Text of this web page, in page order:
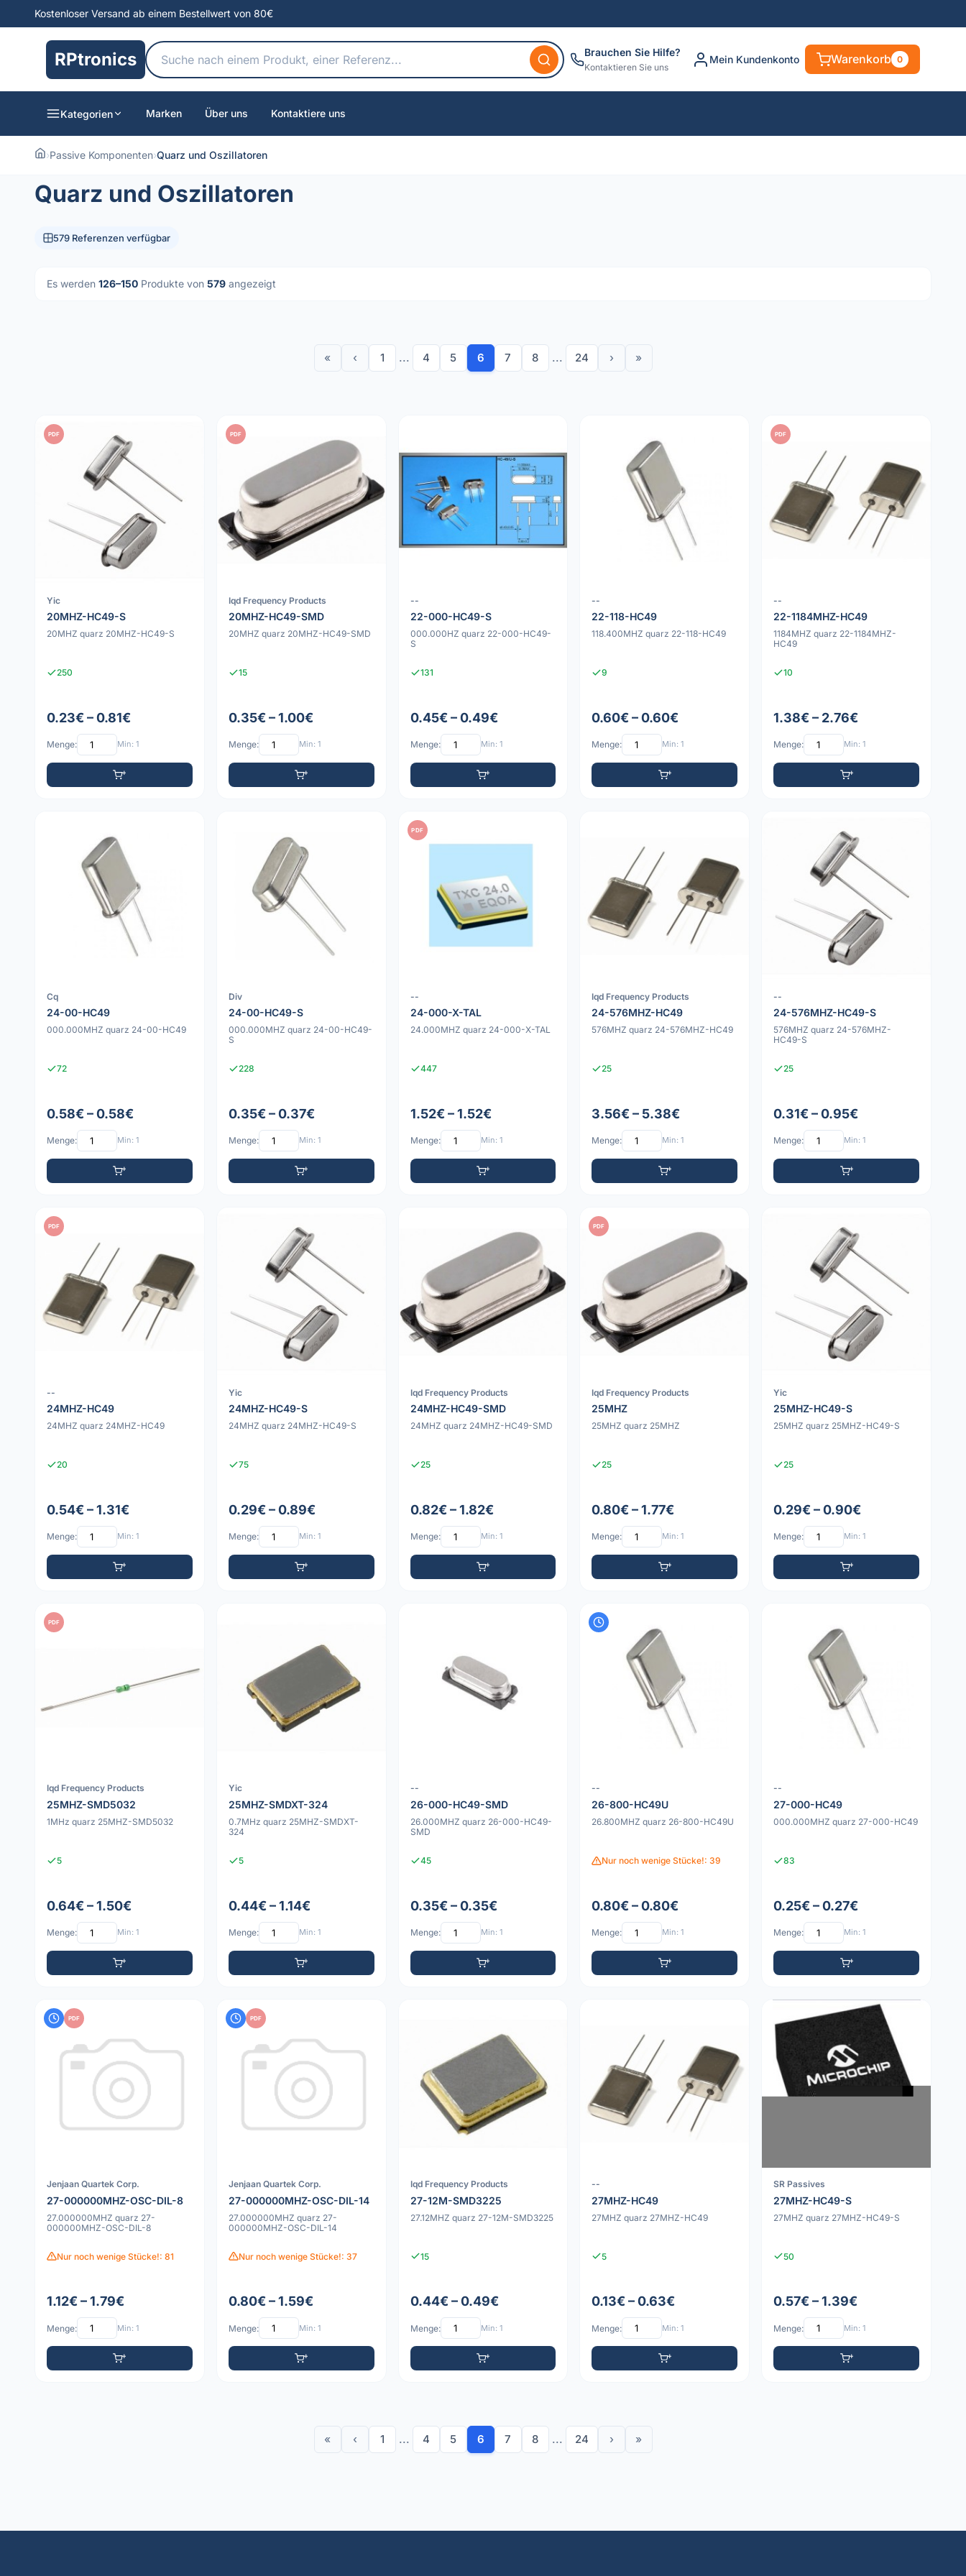
Kostenloser Versand ab einem Bestellwert von 80€
RPtronics Brauchen Sie Hilfe?
Kontaktieren Sie uns
Mein Kundenkonto Warenkorb 0
Kategorien Marken Über uns Kontaktiere uns
›Passive Komponenten›Quarz und Oszillatoren
Quarz und Oszillatoren
579 Referenzen verfügbar
Es werden 126–150 Produkte von 579 angezeigt
« ‹ 1 ... 4 5 6 7 8 ... 24 › »
PDF
Yic
20MHZ-HC49-S
20MHZ quarz 20MHZ-HC49-S
250
0.23€ – 0.81€
Menge: Min: 1
PDF
Iqd Frequency Products
20MHZ-HC49-SMD
20MHZ quarz 20MHZ-HC49-SMD
15
0.35€ – 1.00€
Menge: Min: 1
--
22-000-HC49-S
000.000HZ quarz 22-000-HC49-
S
131
0.45€ – 0.49€
Menge: Min: 1
--
22-118-HC49
118.400MHZ quarz 22-118-HC49
9
0.60€ – 0.60€
Menge: Min: 1
PDF
--
22-1184MHZ-HC49
1184MHZ quarz 22-1184MHZ-
HC49
10
1.38€ – 2.76€
Menge: Min: 1
Cq
24-00-HC49
000.000MHZ quarz 24-00-HC49
72
0.58€ – 0.58€
Menge: Min: 1
Div
24-00-HC49-S
000.000MHZ quarz 24-00-HC49-
S
228
0.35€ – 0.37€
Menge: Min: 1
PDF
--
24-000-X-TAL
24.000MHZ quarz 24-000-X-TAL
447
1.52€ – 1.52€
Menge: Min: 1
Iqd Frequency Products
24-576MHZ-HC49
576MHZ quarz 24-576MHZ-HC49
25
3.56€ – 5.38€
Menge: Min: 1
--
24-576MHZ-HC49-S
576MHZ quarz 24-576MHZ-
HC49-S
25
0.31€ – 0.95€
Menge: Min: 1
PDF
--
24MHZ-HC49
24MHZ quarz 24MHZ-HC49
20
0.54€ – 1.31€
Menge: Min: 1
Yic
24MHZ-HC49-S
24MHZ quarz 24MHZ-HC49-S
75
0.29€ – 0.89€
Menge: Min: 1
Iqd Frequency Products
24MHZ-HC49-SMD
24MHZ quarz 24MHZ-HC49-SMD
25
0.82€ – 1.82€
Menge: Min: 1
PDF
Iqd Frequency Products
25MHZ
25MHZ quarz 25MHZ
25
0.80€ – 1.77€
Menge: Min: 1
Yic
25MHZ-HC49-S
25MHZ quarz 25MHZ-HC49-S
25
0.29€ – 0.90€
Menge: Min: 1
PDF
Iqd Frequency Products
25MHZ-SMD5032
1MHz quarz 25MHZ-SMD5032
5
0.64€ – 1.50€
Menge: Min: 1
Yic
25MHZ-SMDXT-324
0.7MHz quarz 25MHZ-SMDXT-
324
5
0.44€ – 1.14€
Menge: Min: 1
--
26-000-HC49-SMD
26.000MHZ quarz 26-000-HC49-
SMD
45
0.35€ – 0.35€
Menge: Min: 1
--
26-800-HC49U
26.800MHZ quarz 26-800-HC49U
Nur noch wenige Stücke!: 39
0.80€ – 0.80€
Menge: Min: 1
--
27-000-HC49
000.000MHZ quarz 27-000-HC49
83
0.25€ – 0.27€
Menge: Min: 1
PDF
Jenjaan Quartek Corp.
27-000000MHZ-OSC-DIL-8
27.000000MHZ quarz 27-
000000MHZ-OSC-DIL-8
Nur noch wenige Stücke!: 81
1.12€ – 1.79€
Menge: Min: 1
PDF
Jenjaan Quartek Corp.
27-000000MHZ-OSC-DIL-14
27.000000MHZ quarz 27-
000000MHZ-OSC-DIL-14
Nur noch wenige Stücke!: 37
0.80€ – 1.59€
Menge: Min: 1
Iqd Frequency Products
27-12M-SMD3225
27.12MHZ quarz 27-12M-SMD3225
15
0.44€ – 0.49€
Menge: Min: 1
--
27MHZ-HC49
27MHZ quarz 27MHZ-HC49
5
0.13€ – 0.63€
Menge: Min: 1
SR Passives
27MHZ-HC49-S
27MHZ quarz 27MHZ-HC49-S
50
0.57€ – 1.39€
Menge: Min: 1
« ‹ 1 ... 4 5 6 7 8 ... 24 › »